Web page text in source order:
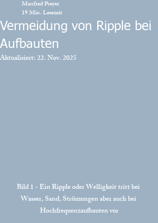
Vermeidung von Ripple bei
Aufbauten
Manfred Preyer
19 Min. Lesezeit
Aktualisiert:22. Nov. 2025
Bild 1 - Ein Ripple oder Welligkeit tritt bei
Wasser, Sand, Strömungen aber auch bei
Hochfrequenzaufbauten vor